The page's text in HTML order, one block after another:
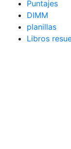
Puntajes
DIMM
planillas
Libros